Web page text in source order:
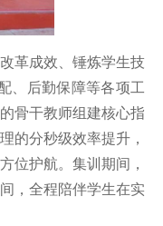
革成效、锤炼学生技
、后勤保障等各项工
骨干教师组建核心指
的分秒级效率提升，
位护航。集训期间，
，全程陪伴学生在实